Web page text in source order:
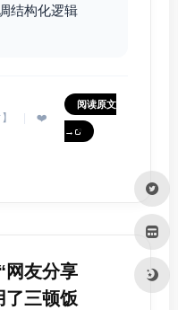
结构化逻辑
❤️
阅读原文
→
网友分享
了三顿饭